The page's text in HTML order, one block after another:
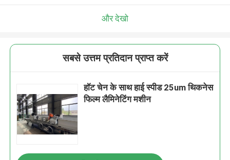
और देखो
सबसे उत्तम प्रतिदान प्राप्त करें
हॉट चेन के साथ हाई स्पीड 25um थिकनेस
फिल्म लैमिनेटिंग मशीन